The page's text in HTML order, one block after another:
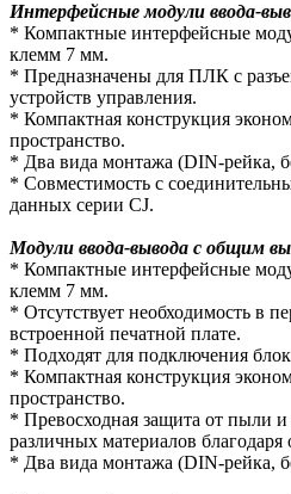
Интерфейсные модули ввода-
* Компактные интерфейсные
клемм 7 мм.
* Предназначены для ПЛК с
устройств управления.
* Компактная конструкция
пространство.
* Два вида монтажа (DIN-рейка,
* Совместимость с
данных серии CJ.
Модули ввода-вывода с общим
* Компактные интерфейсные
клемм 7 мм.
* Отсутствует необходимость в
встроенной печатной плате.
* Подходят для подключения
* Компактная конструкция
пространство.
* Превосходная защита от пыли
различных материалов
* Два вида монтажа (DIN-рейка,